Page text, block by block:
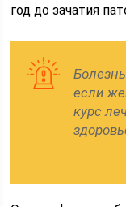
год до зачатия
если
курс